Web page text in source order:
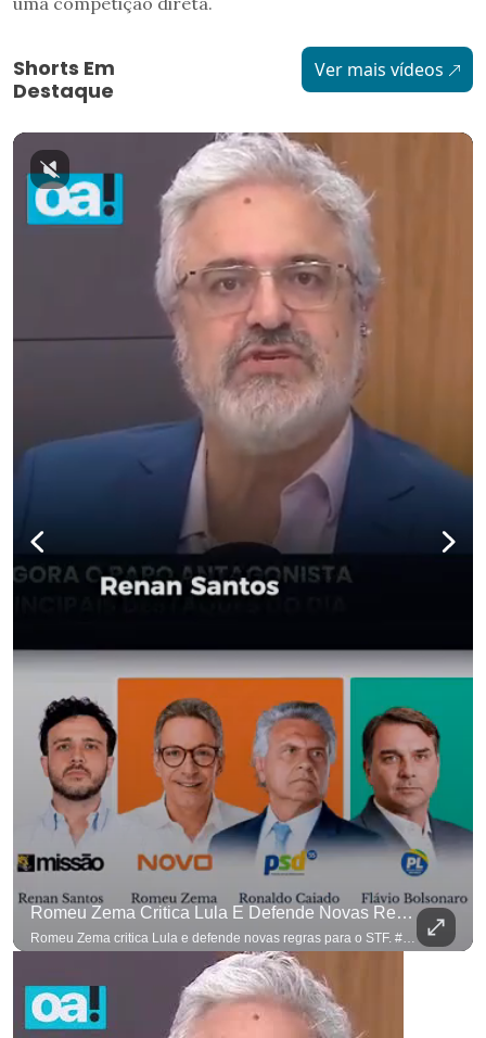
Shorts Em
Destaque
Ver mais vídeos
Romeu Zema Critica Lula E Defende Novas Regras Para O STF. #OAntagonista